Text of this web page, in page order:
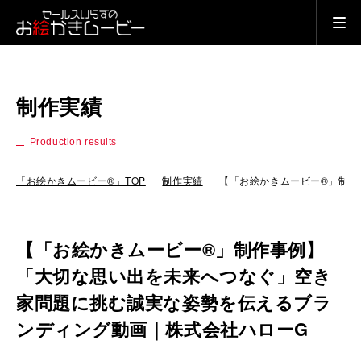
制作実績
Production results
「お絵かきムービー®」TOP 制作実績 【「お絵かきムービー®」制
【「お絵かきムービー®」制作事例】
「大切な思い出を未来へつなぐ」空き
家問題に挑む誠実な姿勢を伝えるブラ
ンディング動画｜株式会社ハローG